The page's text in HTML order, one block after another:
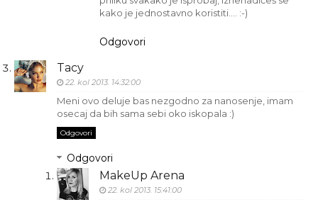
kako je jednostavno koristiti.... :-)
Odgovori
Tacy
22. kol 2013. 14:32:00
Meni ovo deluje bas nezgodno za nanosenje, imam
osecaj da bih sama sebi oko iskopala :)
Odgovori
Odgovori
MakeUp Arena
22. kol 2013. 15:41:00